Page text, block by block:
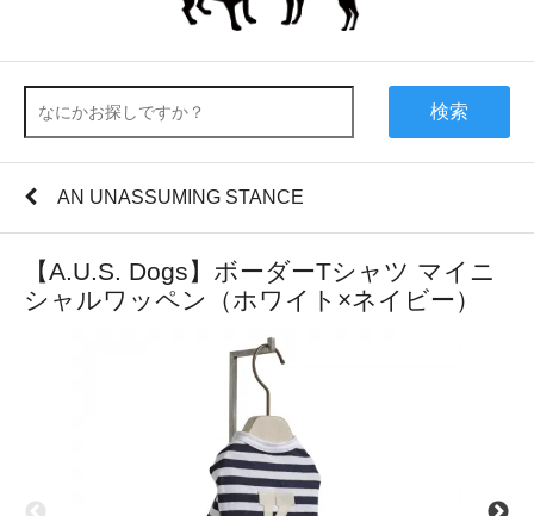
検索
AN UNASSUMING STANCE
【A.U.S. Dogs】ボーダーTシャツ マイニ
シャルワッペン（ホワイト×ネイビー）